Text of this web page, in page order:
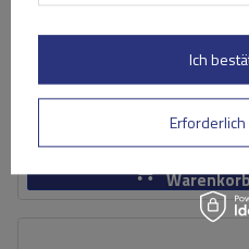
137,29 €inkl. MwSt
Große Menge verfügbar
Ich